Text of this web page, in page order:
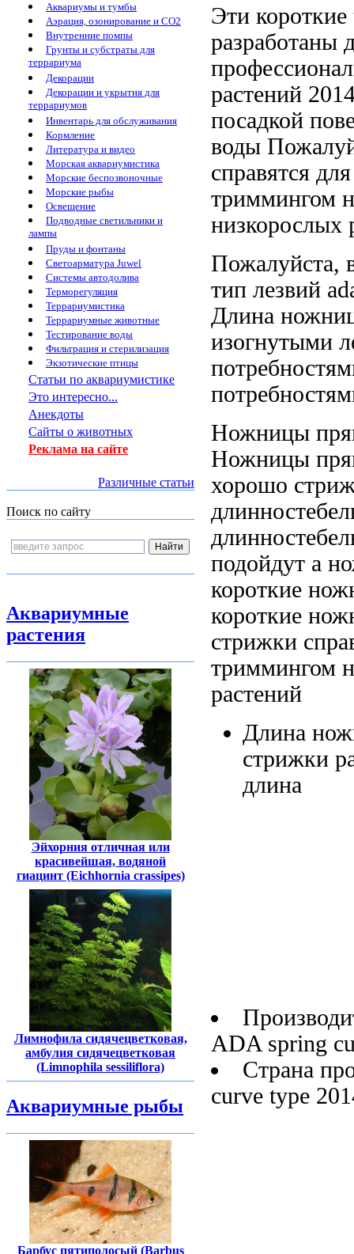
Аквариумы и тумбы
Аэрация, озонирование и CO2
Внутренние помпы
Грунты и субстраты для
террариума
Декорации
Декорации и укрытия для
террариумов
Инвентарь для обслуживания
Кормление
Литература и видео
Морская аквариумистика
Морские беспозвоночные
Морские рыбы
Освещение
Подводные светильники и
лампы
Пруды и фонтаны
Светоарматура Juwel
Системы автодолива
Терморегуляция
Террариумистика
Террариумные животные
Тестирование воды
Фильтрация и стерилизация
Экзотические птицы
Статьи по аквариумистике
Это интересно...
Анекдоты
Сайты о животных
Реклама на сайте
Различные статьи
Поиск по сайту
Аквариумные
растения
Эйхорния отличная или
красивейшая, водяной
гиацинт (Eichhornia crassipes)
Лимнофила сидячецветковая,
амбулия сидячецветковая
(Limnophila sessiliflora)
Аквариумные рыбы
Барбус пятиполосый (Barbus
Эти короткие
разработаны
растений
посадкой
воды
справятся
триммингом
низкорослых
Пожалуйста,
тип лезвий
Длина
изогнутыми
Ножницы
Ножницы
хорошо
подойдут а
короткие
короткие
стрижки
триммингом
растений
Длина
стрижки
длина
ADA spring
Страна
curve type